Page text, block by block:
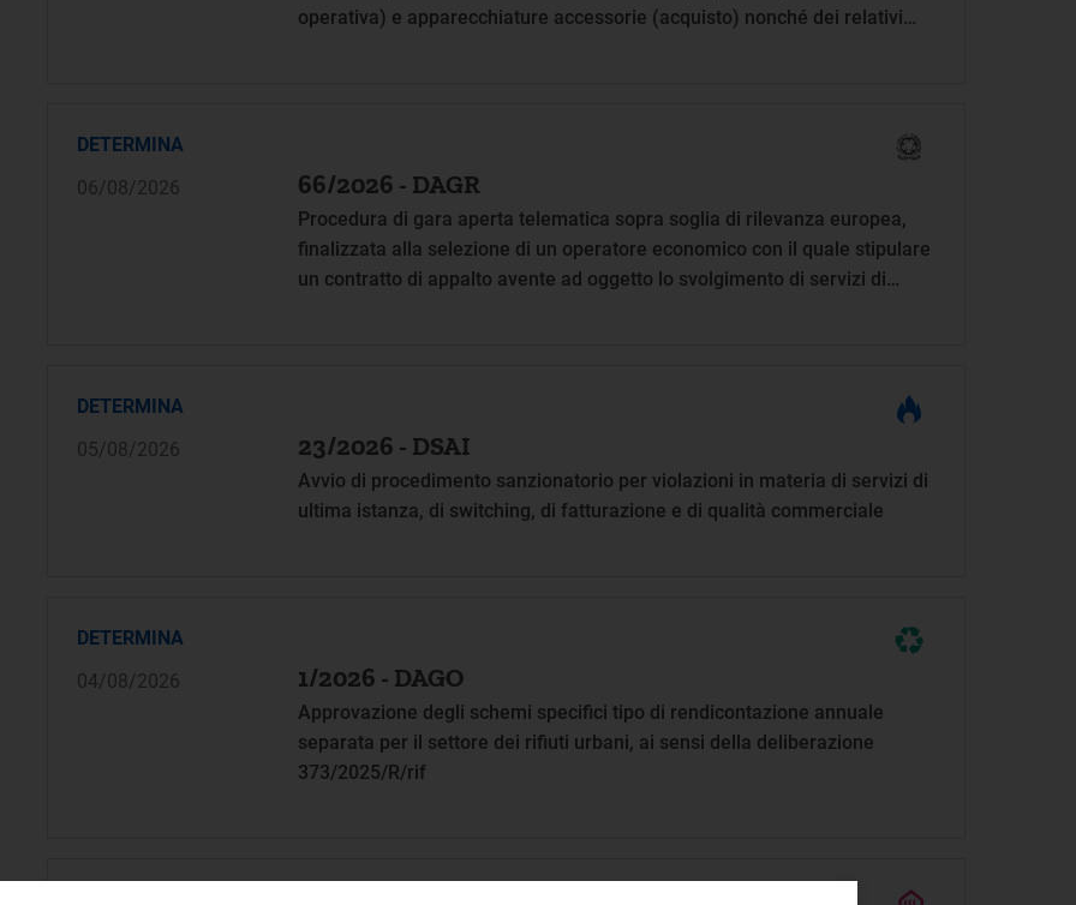
operativa) e apparecchiature accessorie (acquisto) nonché dei relativi
DETERMINA
06/08/2026
66/2026 - DAGR
Procedura di gara aperta telematica sopra soglia di rilevanza europea,
finalizzata alla selezione di un operatore economico con il quale stipulare
un contratto di appalto avente ad oggetto lo svolgimento di servizi di
DETERMINA
05/08/2026
23/2026 - DSAI
Avvio di procedimento sanzionatorio per violazioni in materia di servizi di
ultima istanza, di switching, di fatturazione e di qualità commerciale
DETERMINA
04/08/2026
1/2026 - DAGO
Approvazione degli schemi specifici tipo di rendicontazione annuale
separata per il settore dei rifiuti urbani, ai sensi della deliberazione
373/2025/R/rif